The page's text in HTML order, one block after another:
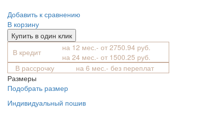
Добавить к сравнению
В корзину
Купить в один клик
В кредит
на 12 мес.- от 2750.94 руб.
на 24 мес.- от 1500.25 руб.
В рассрочку
на 6 мес.- без переплат
Размеры
Подобрать размер
Индивидуальный пошив